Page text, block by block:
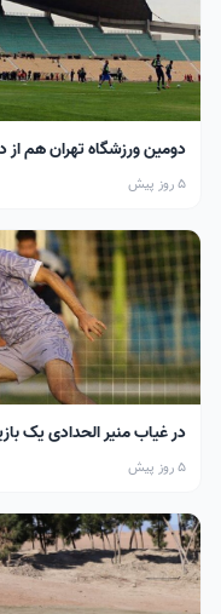
دومین ورزشگاه تهران هم
5 روز پیش
در غیاب منیر الحدادی یک
5 روز پیش